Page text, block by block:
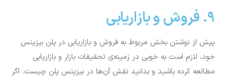
9. فروش و بازاریابی
پیش از نوشتن بخش مربوط به فروش و بازاریابی در پلن بیزینس
خود، لازم است به خوبی در زمینه‌‌ی تحقیقات بازار و بازاریابی
مطالعه کرده باشید و بدانید نقش آن‌ها در بیزینس پلن چیست. اگر